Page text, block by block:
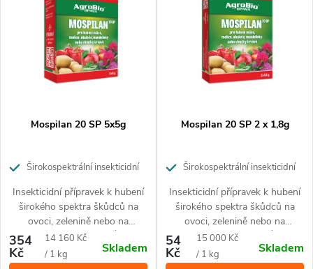
o
d
u
Nejprodávanější
Abecedně
r
o
d
u
Mospilan 20 SP 5x5g
Širokospektrální insekticidní
zeleniny a okrasných rostlin
Insekticidní přípravek k hubení
širokého spektra škůdců na
ovoci, zelenině nebo na
okrasných rostlinách. Účinný
proti mandelince, mšicím,
obaleči jablečnému, molici,
354
Kč
Měrná
cena:
14 160 Kč
/ 1 kg
Skladem
Mospilan 20 SP 2 x 1,8g
Širokospektrální insekticidní
zeleniny a okrasných rostlin
Insekticidní přípravek k hubení
širokého spektra škůdců na
ovoci, zelenině nebo na
okrasných rostlinách. Účinný
proti mandelince, mšicím,
obaleči jablečnému, molici,
54
Kč
Měrná
cena:
15 000 Kč
/ 1 kg
Skladem